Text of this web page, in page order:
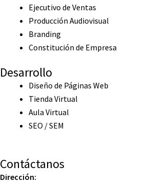
Ejecutivo de Ventas
Producción Audiovisual
Branding
Constitución de Empresa
Desarrollo
Diseño de Páginas Web
Tienda Virtual
Aula Virtual
SEO / SEM
Contáctanos
Dirección: